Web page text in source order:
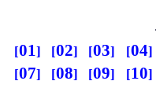
01 02 03 04
07
08 09 10